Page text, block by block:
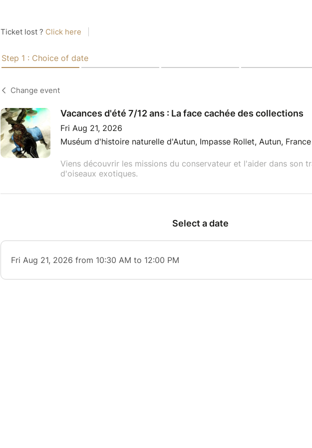
Ticket lost ? Click here
Step 1 : Choice of date
Change event
Vacances d'été 7/12 ans : La face cachée des collections
Fri Aug 21, 2026
Muséum d'histoire naturelle d'Autun, Impasse Rollet, Autun, France
Viens découvrir les missions du conservateur et l'aider dans son
d'oiseaux exotiques.
Select a date
Fri Aug 21, 2026 from 10:30 AM to 12:00 PM